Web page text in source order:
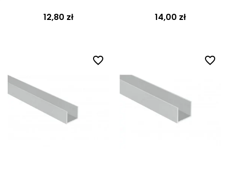
12,80 zł 14,00 zł
favorite_border favorite_border